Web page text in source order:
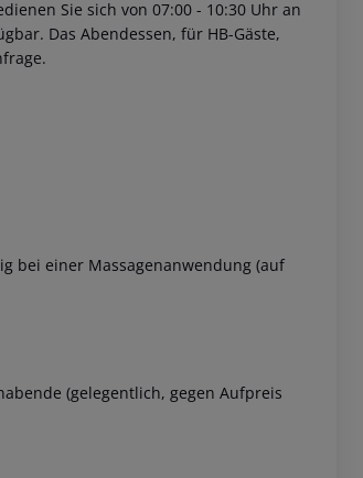
Sie sich von 07:00 - 10:30 Uhr an
Das Abendessen, für HB-Gäste,
bei einer Massagenanwendung (auf
(gelegentlich, gegen Aufpreis